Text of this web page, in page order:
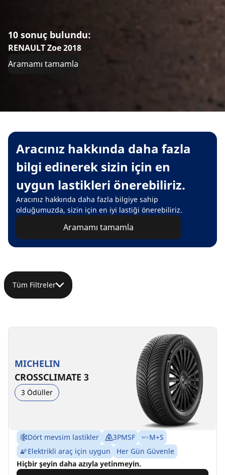
10 sonuç bulundu:
RENAULT Zoe 2018
Aramamı tamamla
Aracınız hakkında daha fazla
bilgi edinerek sizin için en
uygun lastikleri önerebiliriz.
Aracınız hakkında daha fazla bilgiye sahip
olduğumuzda, sizin için en iyi lastiği önerebiliriz.
Aramamı tamamla
Tüm Filtreler
MICHELIN
CROSSCLIMATE 3
3 Ödüller
Dört mevsim lastikler 3PMSF
M+S
Elektrikli araç için uygun
Her Gün Güvenle
Hiçbir şeyin daha azıyla yetinmeyin.